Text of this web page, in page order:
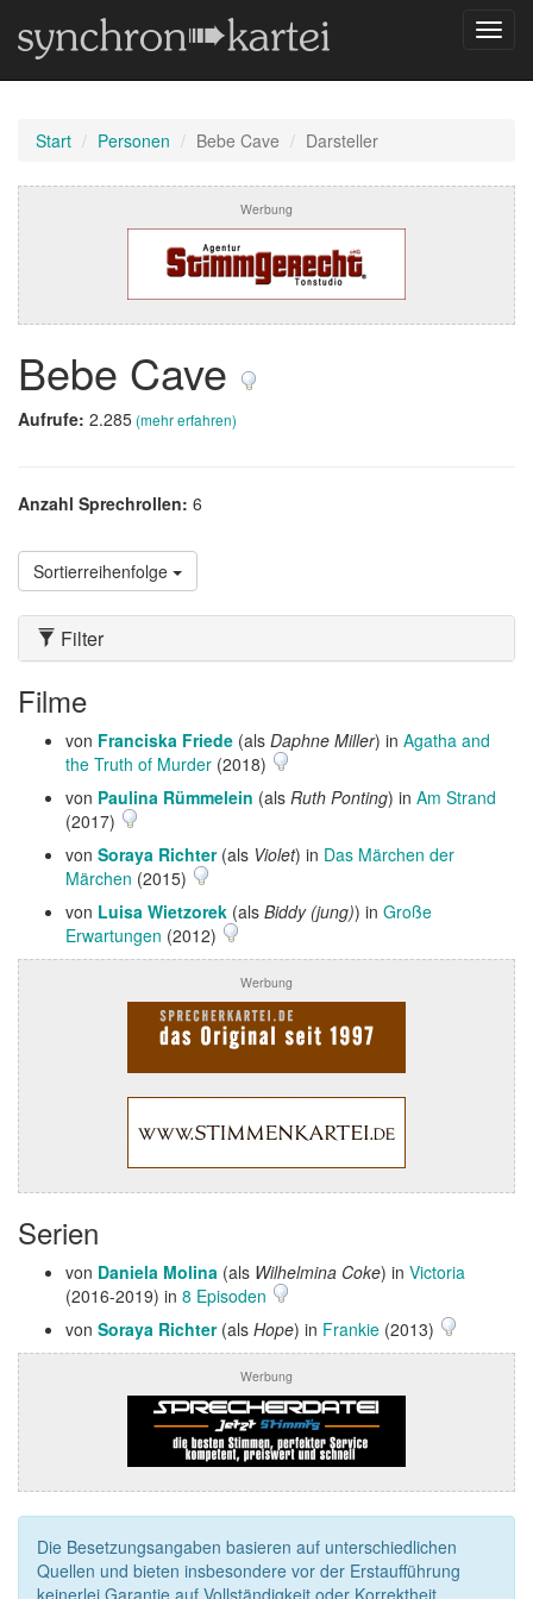
Start Personen Bebe Cave Darsteller
Werbung
Bebe Cave
Aufrufe: 2.285(mehr erfahren)
Anzahl Sprechrollen: 6
Sortierreihenfolge
Filter
Filme
von Franciska Friede (als Daphne Miller) in Agatha and
the Truth of Murder (2018)
von Paulina Rümmelein (als Ruth Ponting) in Am Strand
(2017)
von Soraya Richter(als Violet) in Das Märchen der
Märchen (2015)
von Luisa Wietzorek (als Biddy (jung)) in Große
Erwartungen (2012)
Werbung
Serien
von Daniela Molina (als Wilhelmina Coke) in Victoria
(2016-2019) in 8 Episoden
von Soraya Richter(als Hope) in Frankie (2013)
Werbung
Die Besetzungsangaben basieren auf unterschiedlichen
Quellen und bieten insbesondere vor der Erstaufführung
keinerlei Garantie auf Vollständigkeit oder Korrektheit.